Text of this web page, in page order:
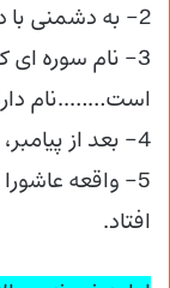
2- به دشمنی با دشمنان خدا………. می گویند.
3- نام سوره ای
است……..نام
4- بعد از پیامبر، ……..به جنگ با حضرت علی پرداخت.
5- واقعه
افتاد.